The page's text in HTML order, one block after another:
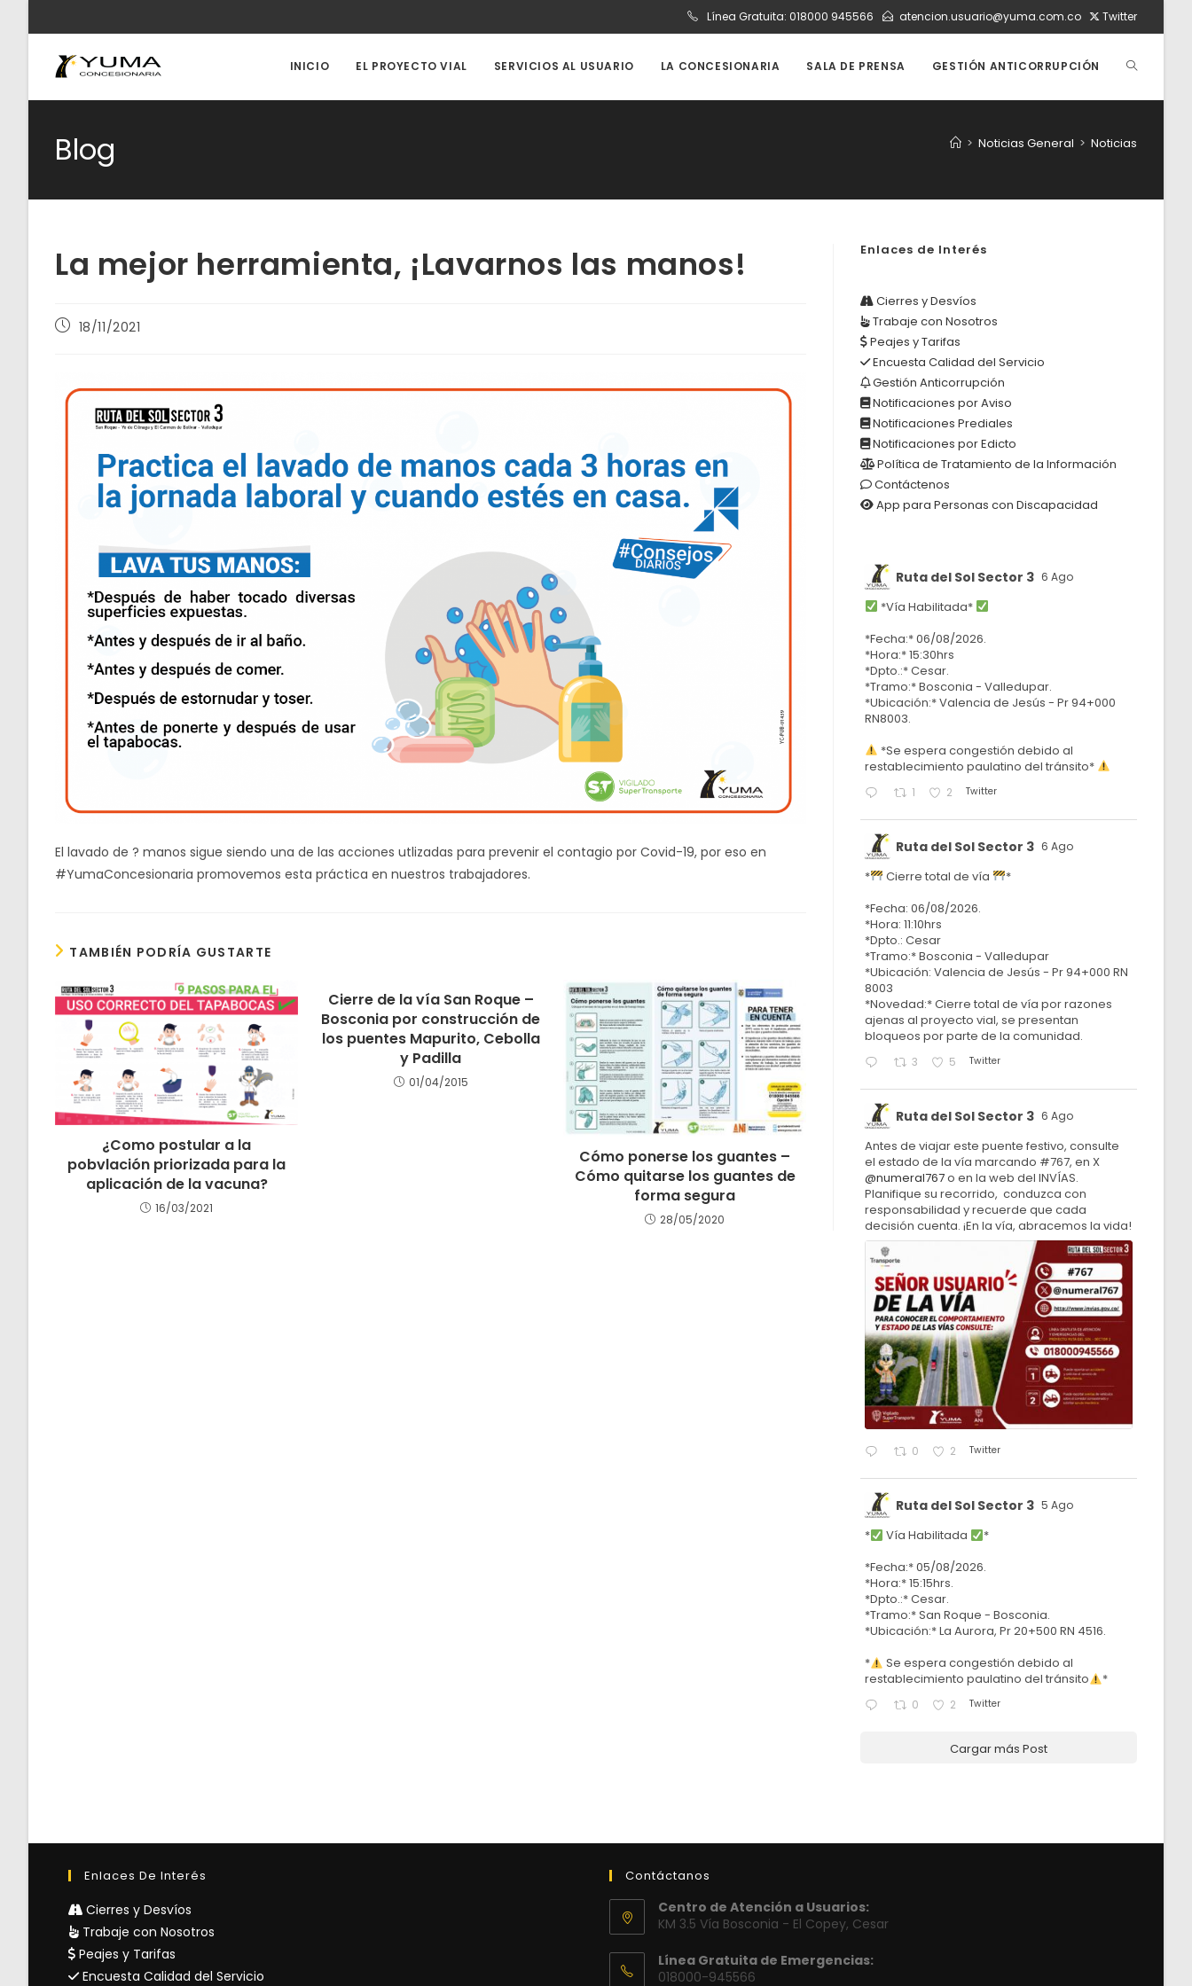
contenido
Línea Gratuita: 018000 945566 atencion.usuario@yuma.com.co Twitter
INICIO EL PROYECTO VIAL SERVICIOS AL USUARIO LA CONCESIONARIA SALA DE PRENSA GESTIÓN ANTICORRUPCIÓN ALTERNAR
DE
Blog > Noticias General > Noticias
La mejor herramienta, ¡Lavarnos las manos!
Publicación
18/11/2021
El lavado de ? manos sigue siendo una de las acciones utlizadas para prevenir el contagio por Covid-19, por eso en
#YumaConcesionaria promovemos esta práctica en nuestros trabajadores.
TAMBIÉN PODRÍA GUSTARTE
¿Como postular a la
pobvlación priorizada para la
aplicación de la vacuna?
16/03/2021
Cierre de la vía San Roque –
Bosconia por construcción de
los puentes Mapurito, Cebolla
y Padilla
01/04/2015
Cómo ponerse los guantes –
Cómo quitarse los guantes de
forma segura
28/05/2020
Enlaces de Interés
Cierres y Desvíos
Trabaje con Nosotros
Peajes y Tarifas
Encuesta Calidad del Servicio
Gestión Anticorrupción
Notificaciones por Aviso
Notificaciones Prediales
Notificaciones por Edicto
Política de Tratamiento de la Información
Contáctenos
App para Personas con Discapacidad
Ruta del Sol Sector 3 6 Ago
*Vía Habilitada*
*Fecha:* 06/08/2026.
*Hora:* 15:30hrs
*Dpto.:* Cesar.
*Tramo:* Bosconia - Valledupar.
*Ubicación:* Valencia de Jesús - Pr 94+000
RN8003.
*Se espera congestión debido al
restablecimiento paulatino del tránsito*
1 2 Twitter
Ruta del Sol Sector 3 6 Ago
* Cierre total de vía
*
*Fecha: 06/08/2026.
*Hora: 11:10hrs
*Dpto.: Cesar
*Tramo:* Bosconia - Valledupar
*Ubicación: Valencia de Jesús - Pr 94+000 RN
8003
*Novedad:* Cierre total de vía por razones
ajenas al proyecto vial, se presentan
bloqueos por parte de la comunidad.
3 5 Twitter
Ruta del Sol Sector 3 6 Ago
Antes de viajar este puente festivo, consulte
el estado de la vía marcando #767, en X
@numeral767o en la web del INVÍAS.
Planifique su recorrido, conduzca con
responsabilidad y recuerde que cada
decisión cuenta. ¡En la vía, abracemos la vida!
0 2 Twitter
Ruta del Sol Sector 3 5 Ago
* Vía Habilitada
*
*Fecha:* 05/08/2026.
*Hora:* 15:15hrs.
*Dpto.:* Cesar.
*Tramo:* San Roque - Bosconia.
*Ubicación:* La Aurora, Pr 20+500 RN 4516.
*
Se espera congestión debido al
restablecimiento paulatino del tránsito
*
0 2 Twitter
Cargar más Post
Enlaces De Interés
Cierres y Desvíos
Trabaje con Nosotros
Peajes y Tarifas
Encuesta Calidad del Servicio
Contáctanos
Centro de Atención a Usuarios:
KM 3.5 Vía Bosconia - El Copey, Cesar
Línea Gratuita de Emergencias:
018000-945566